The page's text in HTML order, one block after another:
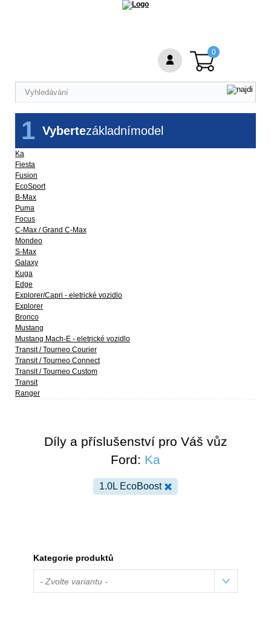
Vybertezákladnímodel
1
Ka
Fiesta
Fusion
EcoSport
B-Max
Puma
Focus
C-Max / Grand C-Max
Mondeo
S-Max
Galaxy
Kuga
Edge
Explorer/Capri - eletrické vozidlo
Explorer
Bronco
Mustang
Mustang Mach-E - eletrické vozidlo
Transit / Tourneo Courier
Transit / Tourneo Connect
Transit / Tourneo Custom
Transit
Ranger
Díly a příslušenství pro Váš vůz
Ford: Ka
1.0L EcoBoost
Kategorie produktů
- Zvolte variantu -
0